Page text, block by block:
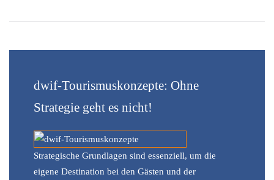
dwif-Tourismuskonzepte: Ohne
Strategie geht es nicht!
Strategische Grundlagen sind essenziell, um die
eigene Destination bei den Gästen und der